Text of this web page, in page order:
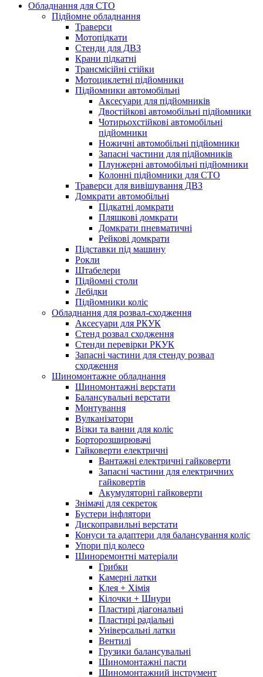
Обладнання для СТО
Підйомне обладнання
Траверси
Мотопідкати
Стенди для ДВЗ
Крани підкатні
Трансмісійні стійки
Мотоциклетні підйомники
Підйомники автомобільні
Аксесуари для підйомників
Двостійкові автомобільні підйомники
Чотирьохстійкові автомобільні
підйомники
Ножичні автомобільні підйомники
Запасні частини для підйомників
Плунжерні автомобільні підйомники
Колонні підйомники для СТО
Траверси для вивішування ДВЗ
Домкрати автомобільні
Підкатні домкрати
Пляшкові домкрати
Домкрати пневматичні
Рейкові домкрати
Підставки під машину
Рокли
Штабелери
Підйомні столи
Лебідки
Підйомники коліс
Обладнання для розвал-сходження
Аксесуари для РКУК
Стенд розвал сходження
Стенди перевірки РКУК
Запасні частини для стенду розвал
сходження
Шиномонтажне обладнання
Шиномонтажні верстати
Балансувальні верстати
Монтування
Вулканізатори
Візки та ванни для коліс
Борторозширювачі
Гайковерти електричні
Вантажні електричні гайковерти
Запасні частини для електричних
гайковертів
Акумуляторні гайковерти
Знімачі для секреток
Бустери інфлятори
Дископравильні верстати
Конуси та адаптери для балансування коліс
Упори під колесо
Шиноремонтні матеріали
Грибки
Камерні латки
Клея + Хімія
Кілочки + Шнури
Пластирі діагональні
Пластирі радіальні
Універсальні латки
Вентилі
Грузики балансувальні
Шиномонтажні пасти
Шиномонтажний інструмент